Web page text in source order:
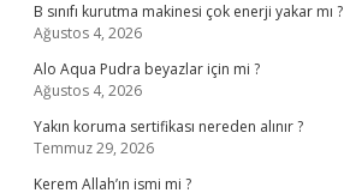
B sınıfı kurutma makinesi çok enerji yakar mı ?
Ağustos 4, 2026
Alo Aqua Pudra beyazlar için mi ?
Ağustos 4, 2026
Yakın koruma sertifikası nereden alınır ?
Temmuz 29, 2026
Kerem Allah’ın ismi mi ?